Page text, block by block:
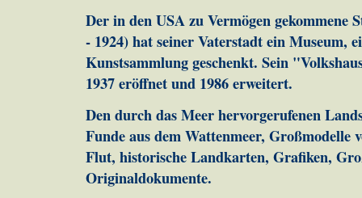
Der in den USA zu Vermögen gekommene
- 1924) hat seiner Vaterstadt ein Museum,
Kunstsammlung geschenkt. Sein
1937 eröffnet und 1986 erweitert.
Den durch das Meer hervorgerufenen
Funde aus dem Wattenmeer, Großmodelle
Flut, historische Landkarten, Grafiken,
Originaldokumente.